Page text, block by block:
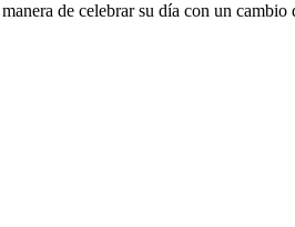
de celebrar su día con un